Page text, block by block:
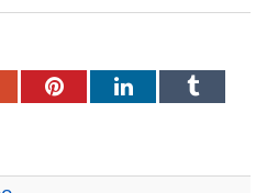
PinterestLinkedInTumblr